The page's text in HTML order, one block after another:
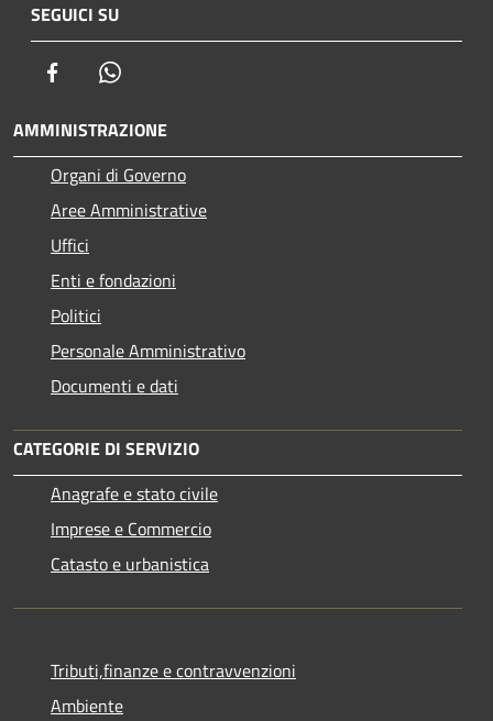
SEGUICI SU
Facebook
AMMINISTRAZIONE
Organi di Governo
Aree Amministrative
Uffici
Enti e fondazioni
Politici
Personale Amministrativo
Documenti e dati
CATEGORIE DI SERVIZIO
Anagrafe e stato civile
Imprese e Commercio
Catasto e urbanistica
Tributi,finanze e contravvenzioni
Ambiente